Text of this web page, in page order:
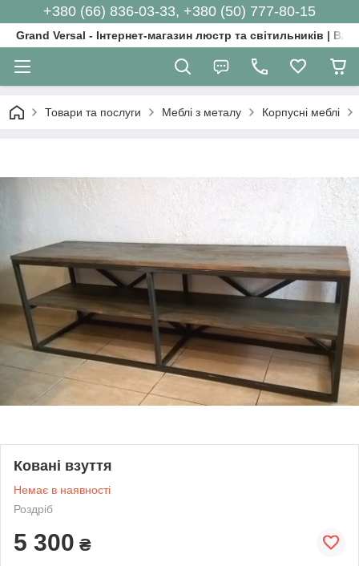
+380 (66) 836-03-33, +380 (50) 777-80-15
Grand Versal - Інтернет-магазин люстр та світильників |
Товари та послуги Меблі з металу Корпусні меблі
Ковані взуття
Немає в наявності
Роздріб
5 300 ₴